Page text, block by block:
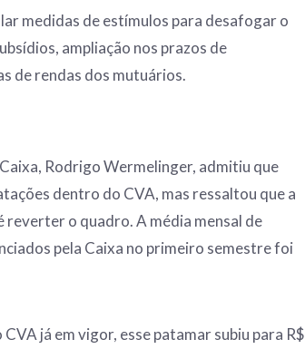
medidas de estímulos para desafogar o
ampliação nos prazos de
de rendas dos mutuários.
Rodrigo Wermelinger, admitiu que
dentro do CVA, mas ressaltou que a
o quadro. A média mensal de
pela Caixa no primeiro semestre foi
já em vigor, esse patamar subiu para R$